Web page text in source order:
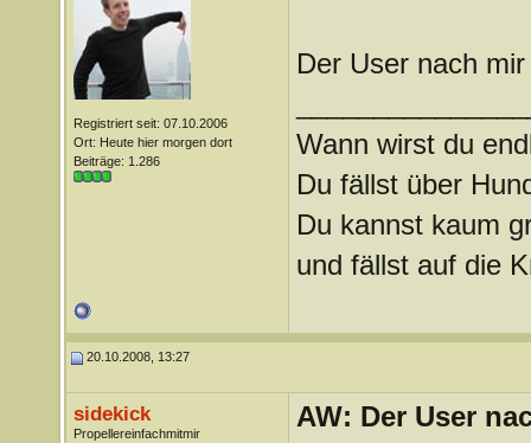
Registriert seit: 07.10.2006
Ort: Heute hier morgen dort
Beiträge: 1.286
Der User nach
Wann wirst du
Du fällst über
Du kannst kaum
und fällst auf die
20.10.2008, 13:27
sidekick
Propellereinfachmitmir
AW: Der User